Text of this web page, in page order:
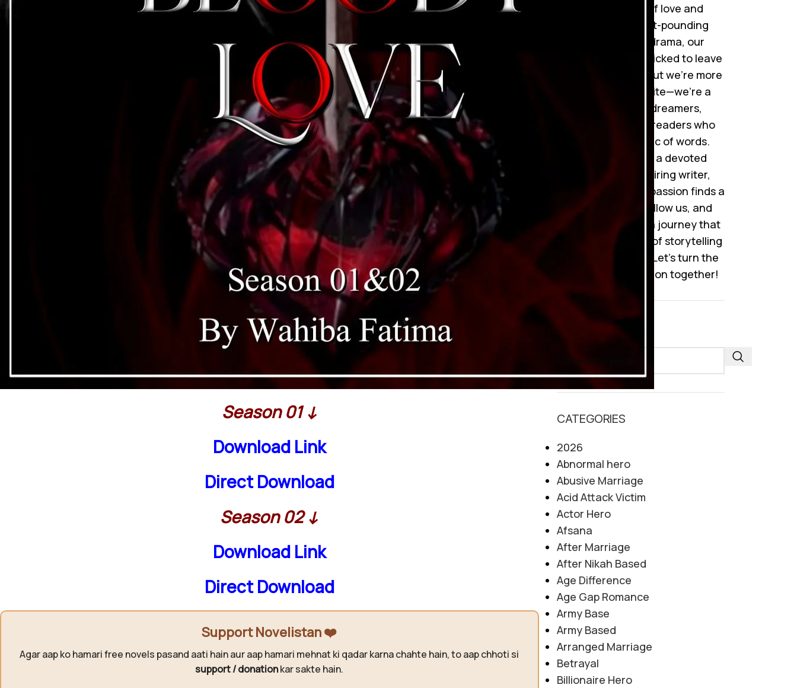
برسوں بعد کا لوٹا ہوا تشنہ روح ، تشنہ لب خضر جبران کبیر زیادہ خطرناک ثابت ہوگا آپ کے لیے،، اور تب شاید آپ اپنے اس فیصلے پر پچھتائیں،،
وہ اس کی آنکھوں میں آنکھیں ڈال کر بولا تو علیزے کی ریڑھ کی ہڈی میں سنسناہٹ ضرور ہوئی تھی۔ بلکہ وہ اس کے لہجے، الفاظ اور آنکھوں کی بے
باکی سے جی جان سے لرز اٹھی تھی۔
خضر یہ کس قسم کی بکواس کر رہے ہو میرے ساتھ تم ہوش میں تو ہو،، کیا بکواس ہے یہ،،،؟
وہ دھواں دھواں چہرہ لیے بولی تھی۔
آپ کو تو میری شادی والی بات بھی بکواس لگ رہی تھی،، کیا ہوا؟ ہو گئی ناں،،،
وہ مسکرا کر بولا تھا اور اسے لاجواب کر گیا۔
خضر جاؤ یہاں سے ورنہ ابھی اسی وقت سچ میں ہاتھ اٹھ جائے گا میرا،،،
علیزے نے مٹھیاں بھینچیں تھیں۔
آ،،، ہاں،،،،۔ رئیلی،،؟ ٹرائی کر کے دیکھ لیں،،، آج پتہ چل ہی جائے کہ یہ لیڈی ایکسکیوشنر اس جونئیر ایکسکیوشنر پہ کتنا بھاری پڑتی ہے؟
اس کا لہجہ صاف مزاق اڑاتا لگا تو علیزے کا دماغ گھوم گیا۔
Season 01 ↓
Download Link
Direct Download
Season 02 ↓
Download Link
Direct Download
Support Novelistan ❤️
Agar aap ko hamari free novels pasand aati hain aur aap hamari mehnat ki qadar karna chahte hain, to aap chhoti si
support / donationkar sakte hain.
gripping tales of love and
betrayal to heart-pounding
suspense and drama, our
collection is handpicked to leave
you mesmerized. But we’re more
than just a website—we’re a
community of dreamers,
storytellers, and readers who
cherish the magic of words.
Whether you’re a devoted
reader or an aspiring writer,
here’s where your passion finds a
home. Join us, follow us, and
become a part of a journey that
celebrates the art of storytelling
like never before. Let’s turn the
pages of imagination together!
SEARCH
CATEGORIES
2026
Abnormal hero
Abusive Marriage
Acid Attack Victim
Actor Hero
Afsana
After Marriage
After Nikah Based
Age Difference
Age Gap Romance
Army Base
Army Based
Arranged Marriage
Betrayal
Billionaire Hero